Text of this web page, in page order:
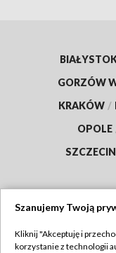
GORZÓW
KRAKÓW /
OPOLE
SZCZECIN
Szanujemy Twoją
Kliknij "Akceptuję i
korzystanie z technologii